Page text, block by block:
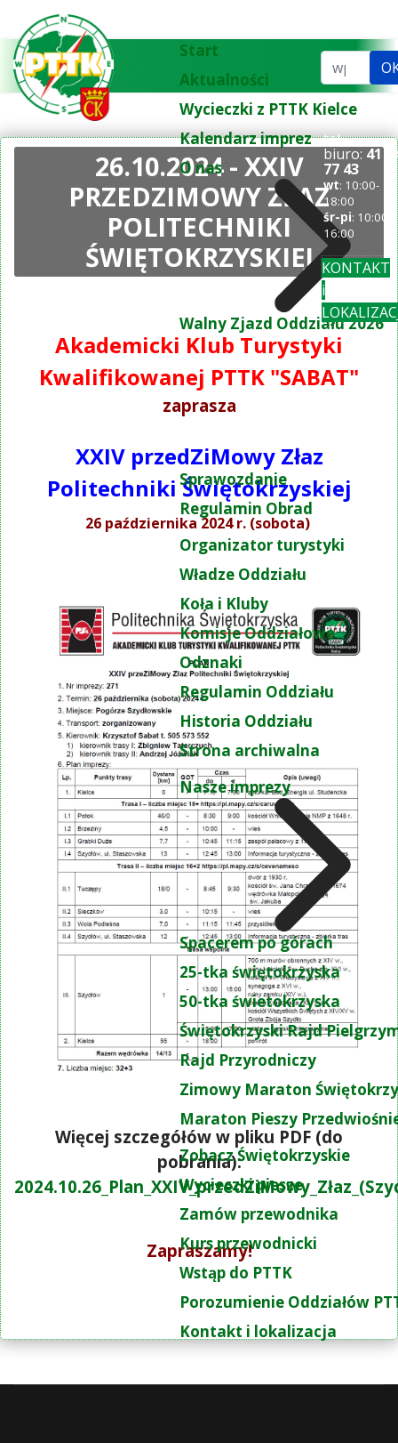
Start
Aktualności
Wycieczki z PTTK Kielce
Kalendarz imprez
O nas
Walny Zjazd Oddziału 2026
Sprawozdanie
Regulamin Obrad
Organizator turystyki
Władze Oddziału
Koła i Kluby
Komisje Oddziałowe
Odznaki
Regulamin Oddziału
Historia Oddziału
Strona archiwalna
Nasze imprezy
Spacerem po górach
25-tka świętokrzyska
50-tka świetokrzyska
Świętokrzyski Rajd
Rajd Przyrodniczy
Zimowy Maraton
Maraton Pieszy
Zobacz Świętokrzyskie
Wycieczki piesze
Zamów przewodnika
Kurs przewodnicki
Wstąp do PTTK
Porozumienie Oddziałów
Kontakt i lokalizacja
Szukaj...
tel.
biuro: 41
77 43
wt: 10:00-
18:00
śr-pi: 10:00-
16:00
KONTAKT
i
26.10.2024 - XXIV
PRZEDZIMOWY ZŁAZ
POLITECHNIKI
ŚWIĘTOKRZYSKIEJ
Akademicki Klub Turystyki
Kwalifikowanej PTTK "SABAT"
zaprasza
XXIV przedZiMowy Złaz
Politechniki Świętokrzyskiej
26 października 2024 r. (sobota)
Więcej szczegółów w pliku PDF (do
pobrania):
Zapraszamy!